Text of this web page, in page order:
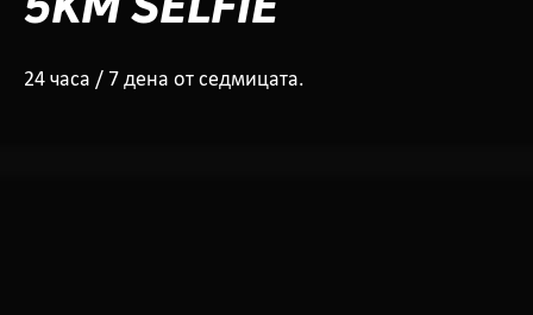
24 часа / 7 дена от седмицата.